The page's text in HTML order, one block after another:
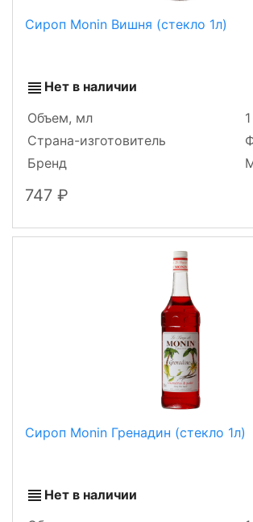
Сироп Monin Вишня (стекло 1л)
Нет в наличии
Объем, мл
Страна-изготовитель
Бренд
747
Сироп Monin Гренадин (стекло 1л)
Нет в наличии